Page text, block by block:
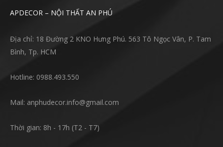
APDECOR – NỘI THẤT AN PHÚ
Địa chỉ: 18 Đường 2 KNO Hưng Phú. 563 Tô Ngọc Vân, P. Tam
Bình, Tp. HCM
Hotline: 0988.493.550
Mail: anphudecor.info@gmail.com
Thời gian: 8h - 17h (T2 - T7)